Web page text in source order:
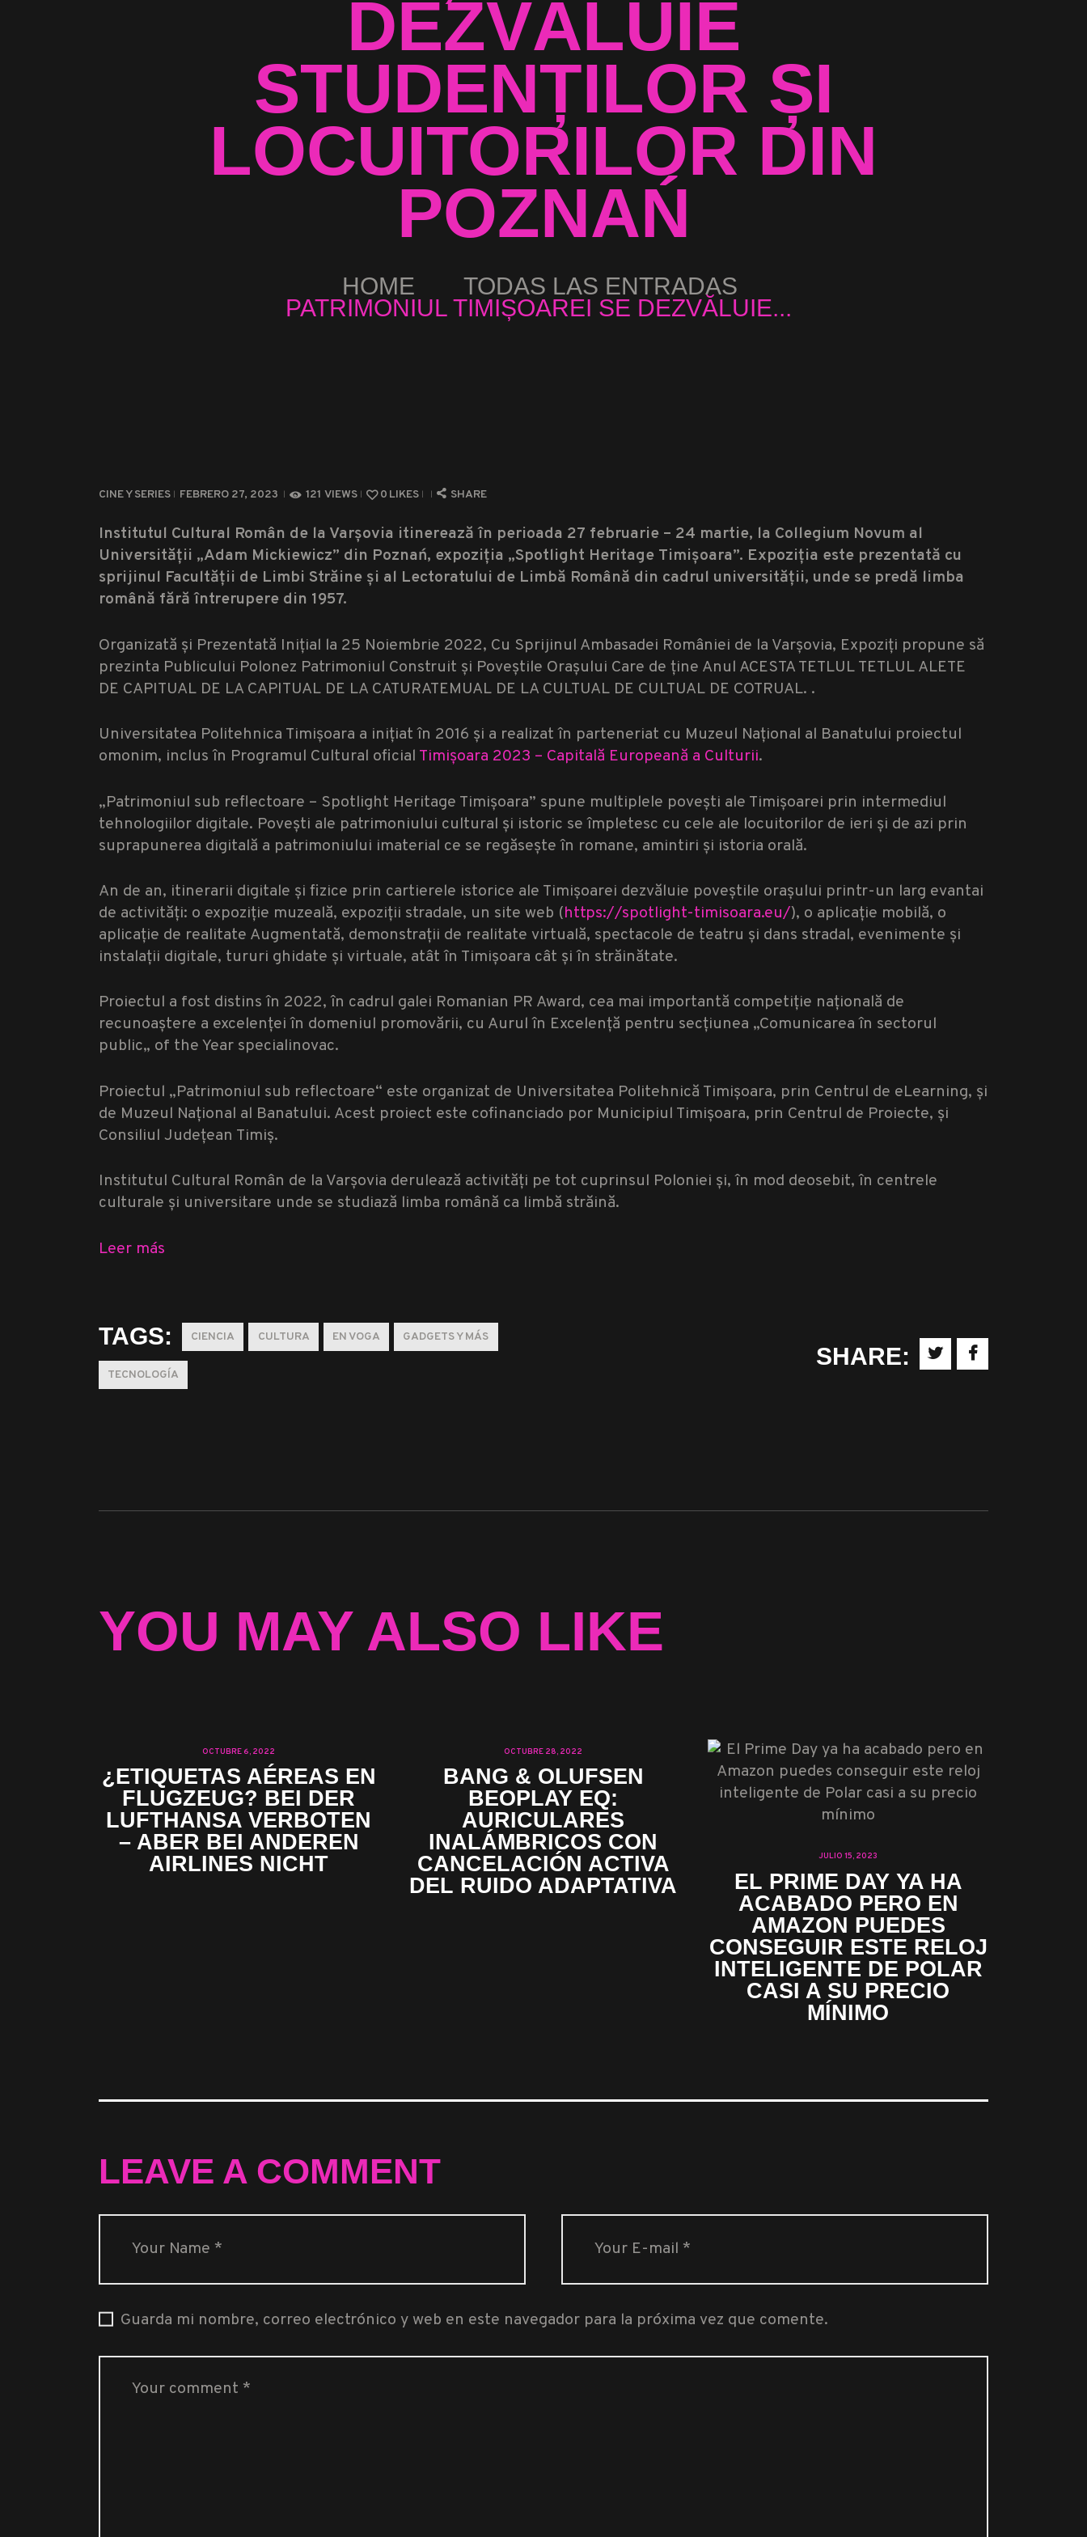
DEZVĂLUIE
STUDENȚILOR ȘI
LOCUITORILOR DIN
POZNAŃ
HOME TODAS LAS ENTRADAS
PATRIMONIUL TIMIȘOAREI SE DEZVĂLUIE...
CINE Y SERIES FEBRERO 27, 2023 121 VIEWS 0 LIKES SHARE
Institutul Cultural Român de la Varșovia itinerează în perioada 27 februarie – 24 martie, la Collegium Novum al
Universității „Adam Mickiewicz” din Poznań, expoziția „Spotlight Heritage Timișoara”. Expoziția este prezentată cu
sprijinul Facultății de Limbi Străine și al Lectoratului de Limbă Română din cadrul universității, unde se predă limba
română fără întrerupere din 1957.
Organizată și Prezentată Inițial la 25 Noiembrie 2022, Cu Sprijinul Ambasadei României de la Varșovia, Expoziți propune să
prezinta Publicului Polonez Patrimoniul Construit și Poveștile Orașului Care de ține Anul ACESTA TETLUL TETLUL ALETE
DE CAPITUAL DE LA CAPITUAL DE LA CATURATEMUAL DE LA CULTUAL DE CULTUAL DE COTRUAL. .
Universitatea Politehnica Timișoara a inițiat în 2016 și a realizat în parteneriat cu Muzeul Național al Banatului proiectul
omonim, inclus în Programul Cultural oficial Timișoara 2023 – Capitală Europeană a Culturii.
„Patrimoniul sub reflectoare – Spotlight Heritage Timișoara” spune multiplele povești ale Timișoarei prin intermediul
tehnologiilor digitale. Povești ale patrimoniului cultural și istoric se împletesc cu cele ale locuitorilor de ieri și de azi prin
suprapunerea digitală a patrimoniului imaterial ce se regăsește în romane, amintiri și istoria orală.
An de an, itinerarii digitale și fizice prin cartierele istorice ale Timișoarei dezvăluie poveștile orașului printr-un larg evantai
de activități: o expoziție muzeală, expoziții stradale, un site web (https://spotlight-timisoara.eu/), o aplicație mobilă, o
aplicație de realitate Augmentată, demonstrații de realitate virtuală, spectacole de teatru și dans stradal, evenimente și
instalații digitale, tururi ghidate și virtuale, atât în ​​Timișoara cât și în străinătate.
Proiectul a fost distins în 2022, în cadrul galei Romanian PR Award, cea mai importantă competiție națională de
recunoaștere a excelenței în domeniul promovării, cu Aurul în Excelență pentru secțiunea „Comunicarea în sectorul
public„ of the Year specialinovac.
Proiectul „Patrimoniul sub reflectoare“ este organizat de Universitatea Politehnică Timișoara, prin Centrul de eLearning, și
de Muzeul Național al Banatului. Acest proiect este cofinanciado por Municipiul Timișoara, prin Centrul de Proiecte, și
Consiliul Județean Timiș.
Institutul Cultural Român de la Varșovia derulează activități pe tot cuprinsul Poloniei și, în mod deosebit, în centrele
culturale și universitare unde se studiază limba română ca limbă străină.
Leer más
TAGS: CIENCIA CULTURA EN VOGA GADGETS Y MÁS
TECNOLOGÍA
SHARE:
YOU MAY ALSO LIKE
OCTUBRE 6, 2022
¿ETIQUETAS AÉREAS EN
FLUGZEUG? BEI DER
LUFTHANSA VERBOTEN
– ABER BEI ANDEREN
AIRLINES NICHT
OCTUBRE 28, 2022
BANG & OLUFSEN
BEOPLAY EQ:
AURICULARES
INALÁMBRICOS CON
CANCELACIÓN ACTIVA
DEL RUIDO ADAPTATIVA
JULIO 15, 2023
EL PRIME DAY YA HA
ACABADO PERO EN
AMAZON PUEDES
CONSEGUIR ESTE RELOJ
INTELIGENTE DE POLAR
CASI A SU PRECIO
MÍNIMO
LEAVE A COMMENT
Guarda mi nombre, correo electrónico y web en este navegador para la próxima vez que comente.